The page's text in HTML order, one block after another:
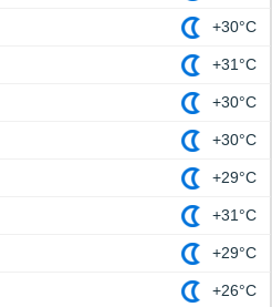
+30°C
+31°C
+30°C
+30°C
+29°C
+31°C
+29°C
+26°C